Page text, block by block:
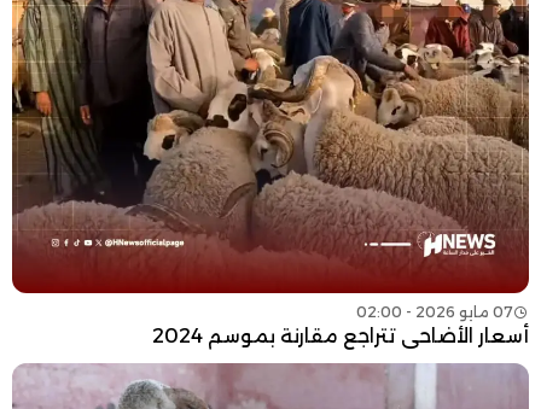
07 مايو 2026 - 02:00
أسعار الأضاحي تتراجع مقارنة بموسم 2024